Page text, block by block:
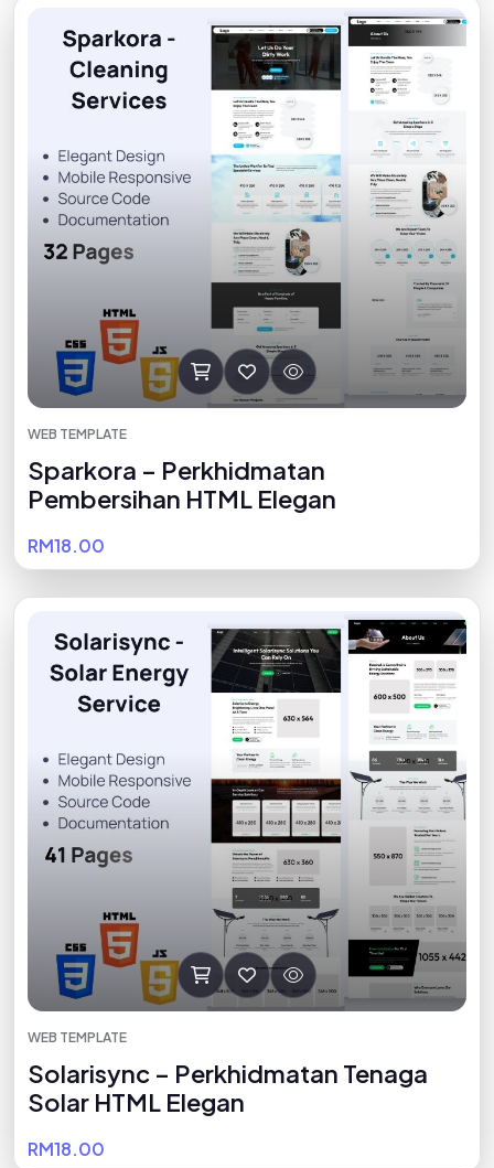
WEB TEMPLATE
Sparkora – Perkhidmatan
Pembersihan HTML Elegan
RM18.00
WEB TEMPLATE
Solarisync – Perkhidmatan Tenaga
Solar HTML Elegan
RM18.00